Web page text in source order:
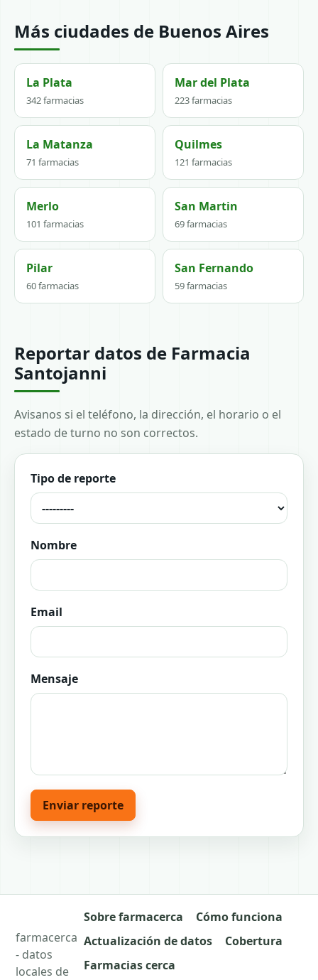
Más ciudades de Buenos Aires
La Plata
342 farmacias
Mar del Plata
223 farmacias
La Matanza
71 farmacias
Quilmes
121 farmacias
Merlo
101 farmacias
San Martin
69 farmacias
Pilar
60 farmacias
San Fernando
59 farmacias
Reportar datos de Farmacia
Santojanni
Avisanos si el teléfono, la dirección, el horario o el
estado de turno no son correctos.
Tipo de reporte
Nombre
Email
Mensaje
Enviar reporte
farmacerca
- datos
locales de
Sobre farmacerca
Cómo funciona
Actualización de datos
Cobertura
Farmacias cerca